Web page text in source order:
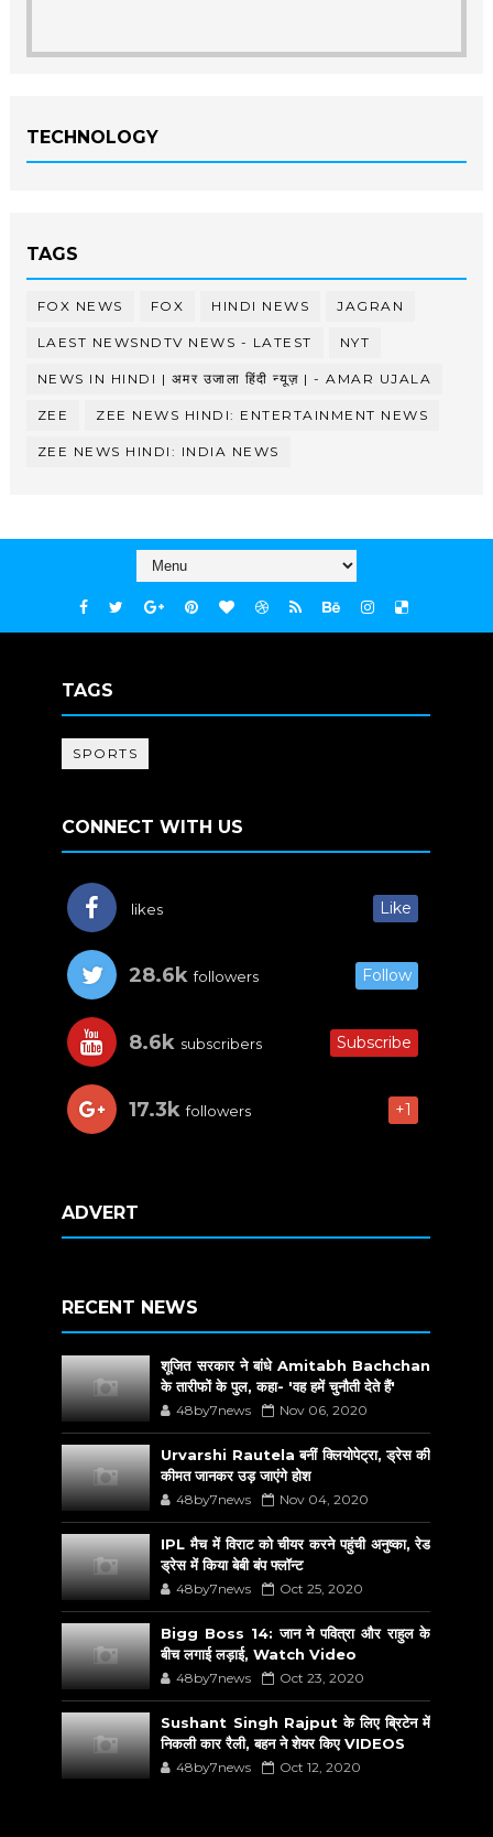
TECHNOLOGY
TAGS
FOX NEWS FOX HINDI NEWS JAGRAN
LAEST NEWSNDTV NEWS - LATEST NYT
NEWS IN HINDI | अमर उजाला हिंदी न्यूज़ | - AMAR UJALA
ZEE ZEE NEWS HINDI: ENTERTAINMENT NEWS
ZEE NEWS HINDI: INDIA NEWS
TAGS
SPORTS
CONNECT WITH US
likes Like
28.6k followers Follow
8.6k subscribers Subscribe
17.3k followers +1
ADVERT
RECENT NEWS
शूजित सरकार ने बांधे Amitabh Bachchan
के तारीफों के पुल, कहा- 'वह हमें चुनौती देते हैं'
48by7news Nov 06, 2020
Urvarshi Rautela बनीं क्लियोपेट्रा, ड्रेस की
कीमत जानकर उड़ जाएंगे होश
48by7news Nov 04, 2020
IPL मैच में विराट को चीयर करने पहुंची अनुष्का, रेड
ड्रेस में किया बेबी बंप फ्लॉन्ट
48by7news Oct 25, 2020
Bigg Boss 14: जान ने पवित्रा और राहुल के
बीच लगाई लड़ाई, Watch Video
48by7news Oct 23, 2020
Sushant Singh Rajput के लिए ब्रिटेन में
निकली कार रैली, बहन ने शेयर किए VIDEOS
48by7news Oct 12, 2020